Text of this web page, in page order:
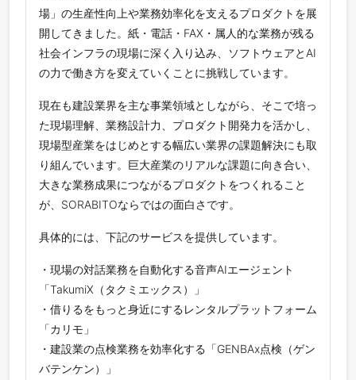
場」の生産性向上や業務効率化を支えるプロダクトを展
開してきました。紙・電話・FAX・属人的な業務が残る
社会インフラの現場に深く入り込み、ソフトウェアとAI
の力で働き方を変えていくことに挑戦しています。
現在も建設業界を主な事業領域としながら、そこで培っ
た現場理解、業務設計力、プロダクト開発力を活かし、
現場型産業をはじめとする幅広い業界の課題解決にも取
り組んでいます。巨大産業のリアルな課題に向き合い、
大きな業務成果につながるプロダクトをつくれること
が、SORABITOならではの面白さです。
具体的には、下記のサービスを提供しています。
・現場の対話業務を自動化する音声AIエージェント
「TakumiX（タクミエックス）」
・借りるをもっと身近にするレンタルプラットフォーム
「カリモ」
・建設業の点検業務を効率化する「GENBAx点検（ゲン
バテンケン）」